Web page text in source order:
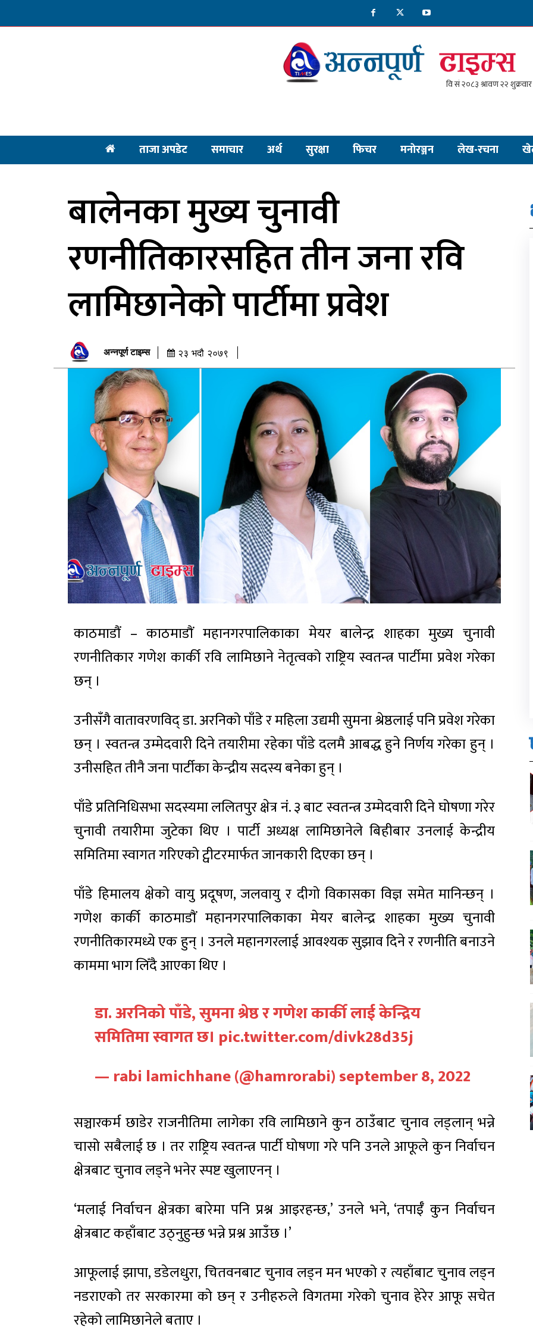
ताजा अपडेट समाचार अर्थ सुरक्षा फिचर मनाेरञ्जन लेख-रचना
बालेनका मुख्य चुनावी
रणनीतिकारसहित तीन जना रवि
लामिछानेको पार्टीमा प्रवेश
अन्नपूर्ण टाइम्स २३ भदौ २०७९
काठमाडौं – काठमाडाैं महानगरपालिकाका मेयर बालेन्द्र शाहका मुख्य चुनावी
रणनीतिकार गणेश कार्की रवि लामिछाने नेतृत्वको राष्ट्रिय स्वतन्त्र पार्टीमा प्रवेश गरेका
छन् ।
उनीसँगै वातावरणविद् डा. अरनिको पाँडे र महिला उद्यमी सुमना श्रेष्ठलाई पनि प्रवेश गरेका
छन् । स्वतन्त्र उम्मेदवारी दिने तयारीमा रहेका पाँडे दलमै आबद्ध हुने निर्णय गरेका हुन् ।
उनीसहित तीनै जना पार्टीका केन्द्रीय सदस्य बनेका हुन् ।
पाँडे प्रतिनिधिसभा सदस्यमा ललितपुर क्षेत्र नं. ३ बाट स्वतन्त्र उम्मेदवारी दिने घोषणा गरेर
चुनावी तयारीमा जुटेका थिए । पार्टी अध्यक्ष लामिछानेले बिहीबार उनलाई केन्द्रीय
समितिमा स्वागत गरिएको ट्वीटरमार्फत जानकारी दिएका छन् ।
पाँडे हिमालय क्षेको वायु प्रदूषण, जलवायु र दीगो विकासका विज्ञ समेत मानिन्छन् ।
गणेश कार्की काठमाडाैं महानगरपालिकाका मेयर बालेन्द्र शाहका मुख्य चुनावी
रणनीतिकारमध्ये एक हुन् । उनले महानगरलाई आवश्यक सुझाव दिने र रणनीति बनाउने
काममा भाग लिँदै आएका थिए ।
डा. अरनिको पाँडे, सुमना श्रेष्ठ र गणेश कार्की लाई केन्द्रिय
समितिमा स्वागत छ। pic.twitter.com/divk28d35j
— rabi lamichhane (@hamrorabi)september 8, 2022
सञ्चारकर्म छाडेर राजनीतिमा लागेका रवि लामिछाने कुन ठाउँबाट चुनाव लड्लान् भन्ने
चासो सबैलाई छ । तर राष्ट्रिय स्वतन्त्र पार्टी घोषणा गरे पनि उनले आफूले कुन निर्वाचन
क्षेत्रबाट चुनाव लड्ने भनेर स्पष्ट खुलाएनन् ।
‘मलाई निर्वाचन क्षेत्रका बारेमा पनि प्रश्न आइरहन्छ,’ उनले भने, ‘तपाईँ कुन निर्वाचन
क्षेत्रबाट कहाँबाट उठ्नुहुन्छ भन्ने प्रश्न आउँछ ।’
आफूलाई झापा, डडेलधुरा, चितवनबाट चुनाव लड्न मन भएको र त्यहाँबाट चुनाव लड्न
नडराएको तर सरकारमा को छन् र उनीहरुले विगतमा गरेको चुनाव हेरेर आफू सचेत
रहेको लामिछानेले बताए ।